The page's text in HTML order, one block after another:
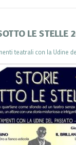
LE STELLE
teatrali con la Udine